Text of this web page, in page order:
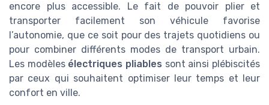
encore plus accessible. Le fait de pouvoir plier et
transporter facilement son véhicule favorise
l’autonomie, que ce soit pour des trajets quotidiens ou
pour combiner différents modes de transport urbain.
Les modèles électriques pliables sont ainsi plébiscités
par ceux qui souhaitent optimiser leur temps et leur
confort en ville.